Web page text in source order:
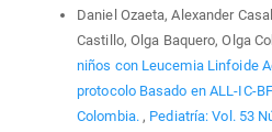
Daniel Ozaeta, Alexander
Castillo, Olga Baquero, Olga
niños con Leucemia Linfoide
protocolo Basado en ALL-IC-
Colombia. , Pediatría: Vol. 53